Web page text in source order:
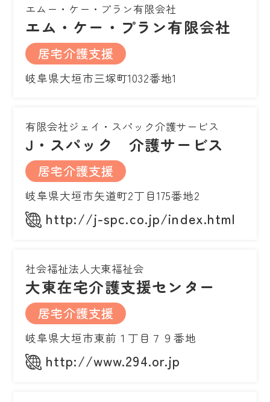
エムー・ケー・プラン有限会社
エム・ケー・プラン有限会社
居宅介護支援
岐阜県大垣市三塚町1032番地1
有限会社ジェイ・スパック介護サービス
J・スパック 介護サービス
居宅介護支援
岐阜県大垣市矢道町2丁目175番地2
http://j-spc.co.jp/index.html
社会福祉法人大東福祉会
大東在宅介護支援センター
居宅介護支援
岐阜県大垣市東前１丁目７９番地
http://www.294.or.jp